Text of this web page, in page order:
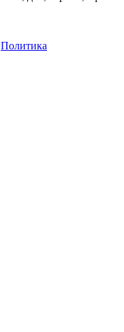
Политика